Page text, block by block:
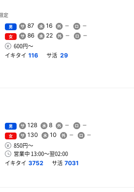
定
男 87 16
女 86 22
600円〜
イキタイ 116 サ活 29
男 128 8
女 130 10
850円〜
営業中 13:00〜翌02:00
イキタイ 3752 サ活 7031